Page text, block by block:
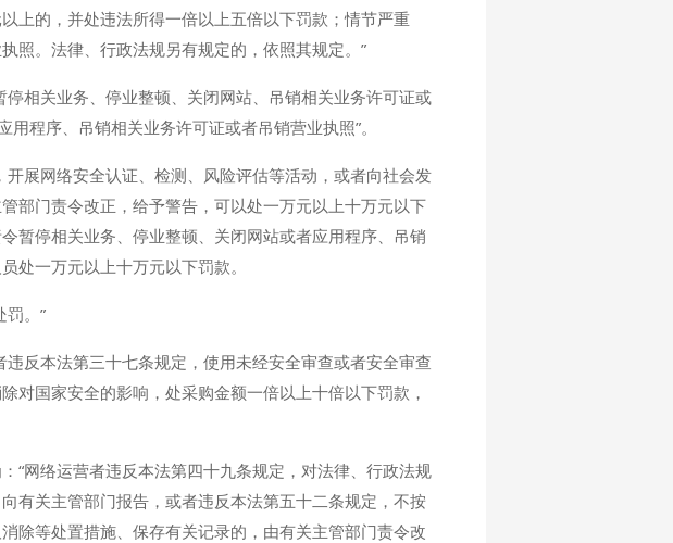
上的，并处违法所得一倍以上五倍以下罚款；情节严重
照。法律、行政法规另有规定的，依照其规定。”
相关业务、停业整顿、关闭网站、吊销相关业务许可证或
程序、吊销相关业务许可证或者吊销营业执照”。
展网络安全认证、检测、风险评估等活动，或者向社会发
部门责令改正，给予警告，可以处一万元以上十万元以下
暂停相关业务、停业整顿、关闭网站或者应用程序、吊销
处一万元以上十万元以下罚款。
罚。”
反本法第三十七条规定，使用未经安全审查或者安全审查
对国家安全的影响，处采购金额一倍以上十倍以下罚款，
“网络运营者违反本法第四十九条规定，对法律、行政法规
有关主管部门报告，或者违反本法第五十二条规定，不按
除等处置措施、保存有关记录的，由有关主管部门责令改